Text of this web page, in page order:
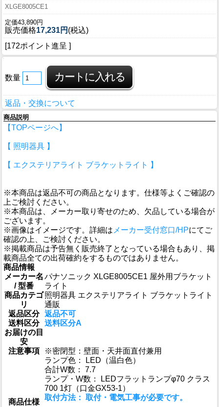
XLGE8005CE1
定価43,890円
販売価格17,231円 (税込)
[172ポイント進呈 ]
数量
返品・交換について
商品説明
【TOPページへ】
【 照明器具 】
【 エクステリアライト ブラケットライト 】
※本商品は返品不可の商品となります。仕様等よくご確認の
上ご検討ください。
※本商品は、メーカー取り寄せのため、欠品している場合が
ございます。
※画像はイメージです。詳細は メーカー受付窓口/HPにてご
確認の上、ご検討ください。
※掲載商品は予告無く販売終了となっている場合もあり、掲
載商品全ての出荷確約をするものではありません。
商品情報
メーカー名
/ 型番
パナソニック XLGE8005CE1 屋外用ブラケット
ライト
商品カテゴ
リ
照明器具 エクステリアライト ブラケットライト
通販
返品区分 返品不可
送料区分 送料区分A
お届けの目
安
注意事項
※密閉型：壁面・天井面直付兼用
商品仕様
ランプ色： LED（温白色）
合計W数： 7.7
ランプ・W数： LEDフラットランプφ70 クラス
700 1灯（口金GX53-1）
取付方法： 取付・電気工事が必要です。